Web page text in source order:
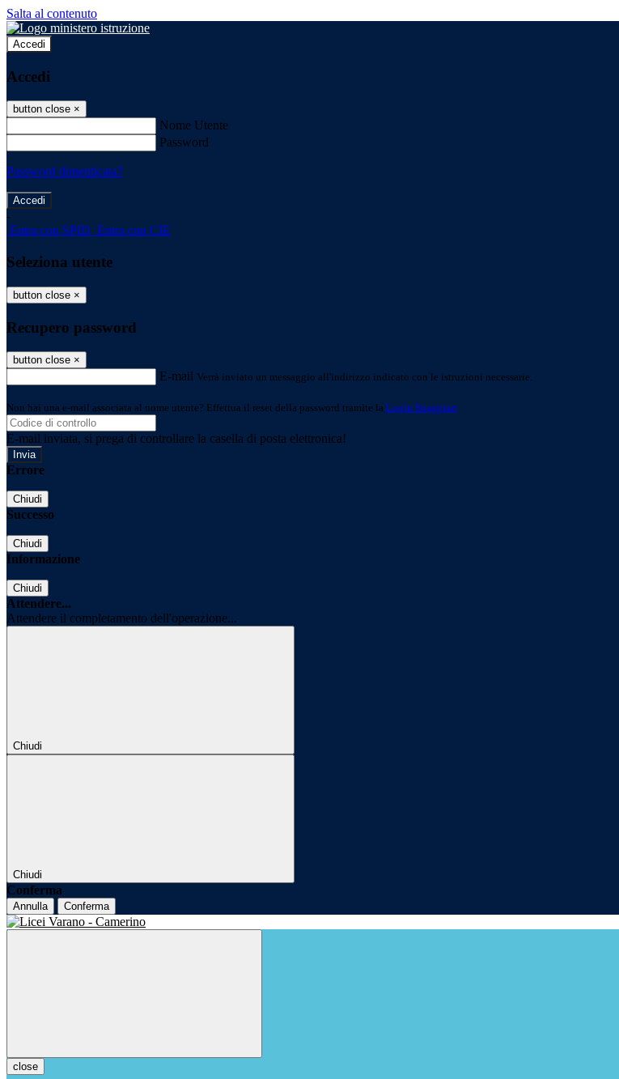
Salta al contenuto
Accedi
Accedi
button close ×
Nome Utente
Password
Password dimenticata?
-
Entra con SPID Entra con CIE
Seleziona utente
button close ×
Recupero password
button close ×
E-mail Verrà inviato un messaggio all'indirizzo indicato con le istruzioni necessarie.
Non hai una e-mail associata al nome utente? Effettua il reset della password tramite la Login Spaggiari
E-mail inviata, si prega di controllare la casella di posta elettronica!
Errore
Chiudi
Successo
Chiudi
Informazione
Chiudi
Attendere...
Attendere il completamento dell'operazione...
Chiudi
Chiudi
Conferma
Annulla Conferma
close